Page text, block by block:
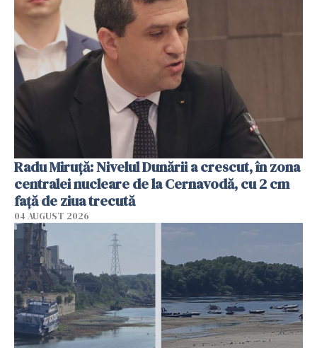
Radu Miruţă: Nivelul Dunării a crescut, în zona
centralei nucleare de la Cernavodă, cu 2 cm
faţă de ziua trecută
04 AUGUST 2026